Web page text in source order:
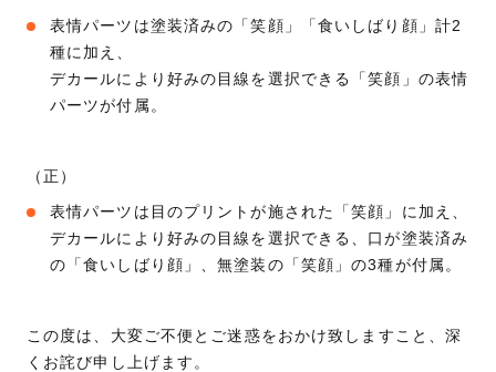
表情パーツは塗装済みの「笑顔」「食いしばり顔」計2
種に加え、
デカールにより好みの目線を選択できる「笑顔」の表情
パーツが付属。
（正）
表情パーツは目のプリントが施された「笑顔」に加え、
デカールにより好みの目線を選択できる、口が塗装済み
の「食いしばり顔」、無塗装の「笑顔」の3種が付属。
この度は、大変ご不便とご迷惑をおかけ致しますこと、深
くお詫び申し上げます。